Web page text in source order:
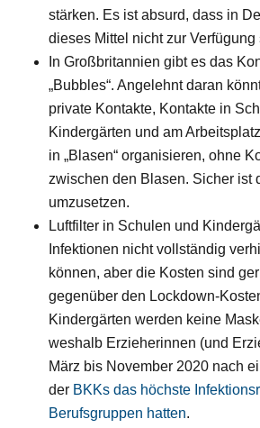
stärken. Es ist absurd, dass in
dieses Mittel nicht zur Verfügung
In Großbritannien gibt es das
„Bubbles“. Angelehnt daran
private Kontakte, Kontakte in
Kindergärten und am
in „Blasen“ organisieren, ohne
zwischen den Blasen. Sicher ist
umzusetzen.
Luftfilter in Schulen und
Infektionen nicht vollständig
können, aber die Kosten sind
gegenüber den Lockdown-
Kindergärten werden keine
weshalb Erzieherinnen (und
März bis November 2020 nach
der BKKs das höchste
Berufsgruppen hatten.